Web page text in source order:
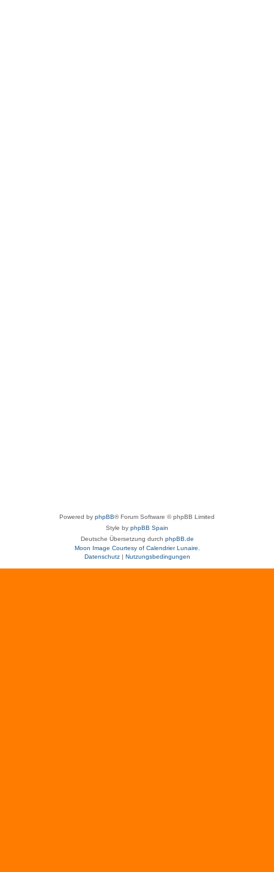
Powered by phpBB® Forum Software © phpBB Limited
Style by phpBB Spain
Deutsche Übersetzung durch phpBB.de
Moon Image Courtesy of Calendrier Lunaire.
Datenschutz| Nutzungsbedingungen